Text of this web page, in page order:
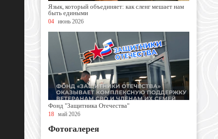
Язык, который объединяет: как сленг мешает нам
быть едиными
04 июнь 2026
Фонд "Защитника Отечества"
18 май 2026
Фотогалерея